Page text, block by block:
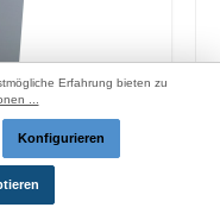
18W
Erfahrung bieten zu
...
Konfigurieren